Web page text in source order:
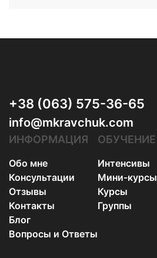
+38 (063) 575-36-65
info@mkravchuk.com
ИНФОРМАЦИЯ
Обо мне
Консультации
Отзывы
Контакты
Блог
Вопросы и Ответы
ОБУЧЕНИЕ
Интенсивы
Мини-курсы
Курсы
Группы